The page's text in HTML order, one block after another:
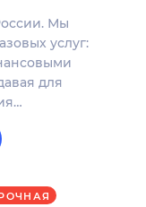
Мы
услуг:
для